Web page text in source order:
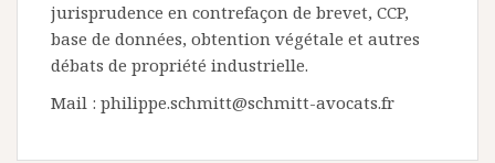
jurisprudence en contrefaçon de brevet, CCP,
base de données, obtention végétale et autres
débats de propriété industrielle.
Mail : philippe.schmitt@schmitt-avocats.fr